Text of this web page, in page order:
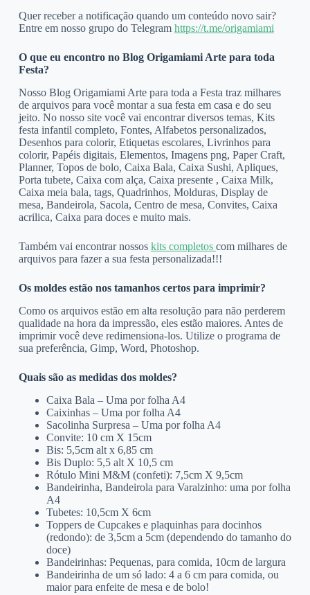
Quer receber a notificação quando um conteúdo novo sair?
Entre em nosso grupo do Telegram https://t.me/origamiami
O que eu encontro no Blog Origamiami Arte para toda
Festa?
Nosso Blog Origamiami Arte para toda a Festa traz milhares
de arquivos para você montar a sua festa em casa e do seu
jeito. No nosso site você vai encontrar diversos temas, Kits
festa infantil completo, Fontes, Alfabetos personalizados,
Desenhos para colorir, Etiquetas escolares, Livrinhos para
colorir, Papéis digitais, Elementos, Imagens png, Paper Craft,
Planner, Topos de bolo, Caixa Bala, Caixa Sushi, Apliques,
Porta tubete, Caixa com alça, Caixa presente , Caixa Milk,
Caixa meia bala, tags, Quadrinhos, Molduras, Display de
mesa, Bandeirola, Sacola, Centro de mesa, Convites, Caixa
acrilica, Caixa para doces e muito mais.
Também vai encontrar nossos kits completos com milhares de
arquivos para fazer a sua festa personalizada!!!
Os moldes estão nos tamanhos certos para imprimir?
Como os arquivos estão em alta resolução para não perderem
qualidade na hora da impressão, eles estão maiores. Antes de
imprimir você deve redimensiona-los. Utilize o programa de
sua preferência, Gimp, Word, Photoshop.
Quais são as medidas dos moldes?
Caixa Bala – Uma por folha A4
Caixinhas – Uma por folha A4
Sacolinha Surpresa – Uma por folha A4
Convite: 10 cm X 15cm
Bis: 5,5cm alt x 6,85 cm
Bis Duplo: 5,5 alt X 10,5 cm
Rótulo Mini M&M (confeti): 7,5cm X 9,5cm
Bandeirinha, Bandeirola para Varalzinho: uma por folha
A4
Tubetes: 10,5cm X 6cm
Toppers de Cupcakes e plaquinhas para docinhos
(redondo): de 3,5cm a 5cm (dependendo do tamanho do
doce)
Bandeirinhas: Pequenas, para comida, 10cm de largura
Bandeirinha de um só lado: 4 a 6 cm para comida, ou
maior para enfeite de mesa e de bolo!